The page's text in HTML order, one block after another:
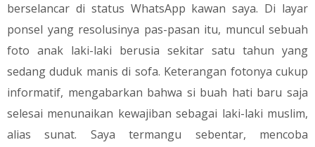
berselancar di status WhatsApp kawan saya. Di layar
ponsel yang resolusinya pas-pasan itu, muncul sebuah
foto anak laki-laki berusia sekitar satu tahun yang
sedang duduk manis di sofa. Keterangan fotonya cukup
informatif, mengabarkan bahwa si buah hati baru saja
selesai menunaikan kewajiban sebagai laki-laki muslim,
alias sunat. Saya termangu sebentar, mencoba